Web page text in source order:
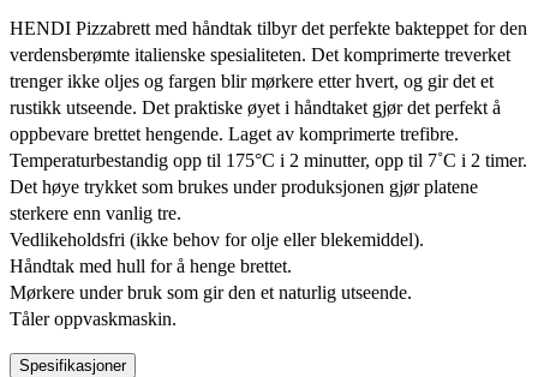
HENDI Pizzabrett med håndtak tilbyr det perfekte bakteppet for den
verdensberømte italienske spesialiteten. Det komprimerte treverket
trenger ikke oljes og fargen blir mørkere etter hvert, og gir det et
rustikk utseende. Det praktiske øyet i håndtaket gjør det perfekt å
oppbevare brettet hengende. Laget av komprimerte trefibre.
Temperaturbestandig opp til 175°C i 2 minutter, opp til 7˚C i 2 timer.
Det høye trykket som brukes under produksjonen gjør platene
sterkere enn vanlig tre.
Vedlikeholdsfri (ikke behov for olje eller blekemiddel).
Håndtak med hull for å henge brettet.
Mørkere under bruk som gir den et naturlig utseende.
Tåler oppvaskmaskin.
Spesifikasjoner